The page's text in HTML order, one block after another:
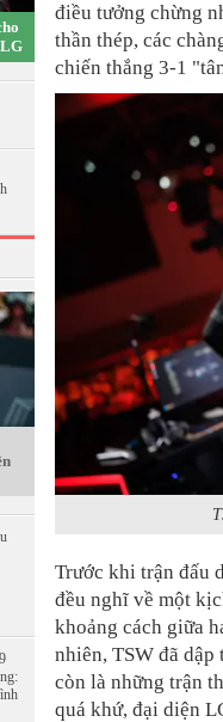
điều tưởng chừng
thần thép, các
chiến thắng 3-1
Trước khi trận đấu
đều nghĩ về một
khoảng cách giữa
nhiên, TSW đã
còn là những trận
quá khứ, đại diện